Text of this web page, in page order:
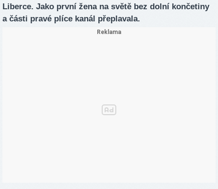
Liberce. Jako první žena na světě bez dolní končetiny
a části pravé plíce kanál přeplavala.